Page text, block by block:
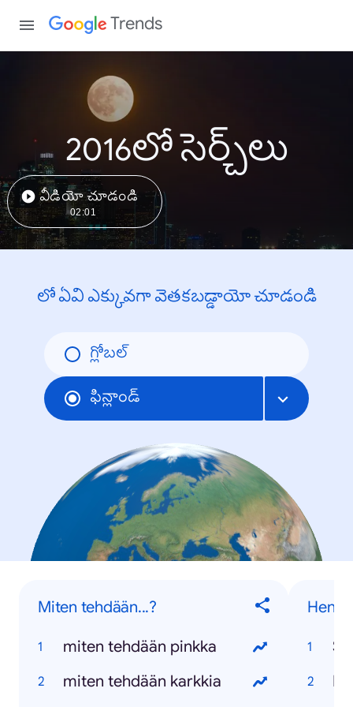
Trends
2016లో సెర్చ్‌లు
వీడియో చూడండి
02:01
లో ఏవి ఎక్కువగా వెతకబడ్డాయో చూడండి
గ్లోబల్
ఫిన్లాండ్
Miten tehdään...?
miten tehdään pinkka
miten tehdään karkkia